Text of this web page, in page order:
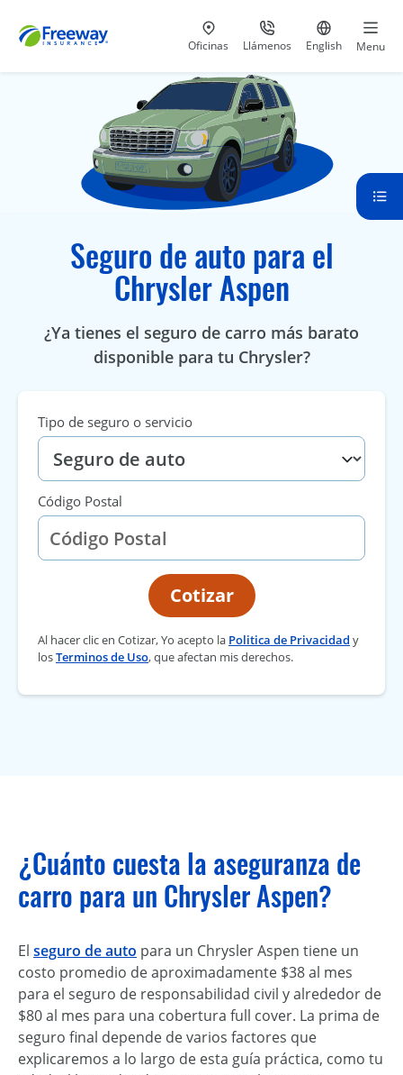
Visita nuestras
Oficinas Llámenos
al 800-441-5533
Ir al sitio
English Menu
Seguro de auto para el
Chrysler Aspen
¿Ya tienes el seguro de carro más barato
disponible para tu Chrysler?
Tipo de seguro o servicio
Código Postal
Cotizar
Al hacer clic en Cotizar, Yo acepto la Politica de Privacidad y
losTerminos de Uso, que afectan mis derechos.
¿Cuánto cuesta la aseguranza de
carro para un Chrysler Aspen?
El seguro de auto para un Chrysler Aspen tiene un
costo promedio de aproximadamente $38 al mes
para el seguro de responsabilidad civil y alrededor de
$80 al mes para una cobertura full cover. La prima de
seguro final depende de varios factores que
explicaremos a lo largo de esta guía práctica, como tu